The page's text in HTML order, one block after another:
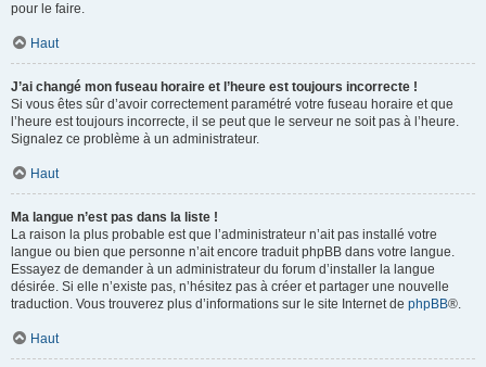
pour le faire.
Haut
J’ai changé mon fuseau horaire et l’heure est toujours incorrecte !
Si vous êtes sûr d’avoir correctement paramétré votre fuseau horaire et que
l’heure est toujours incorrecte, il se peut que le serveur ne soit pas à l’heure.
Signalez ce problème à un administrateur.
Haut
Ma langue n’est pas dans la liste !
La raison la plus probable est que l’administrateur n’ait pas installé votre
langue ou bien que personne n’ait encore traduit phpBB dans votre langue.
Essayez de demander à un administrateur du forum d’installer la langue
désirée. Si elle n’existe pas, n’hésitez pas à créer et partager une nouvelle
traduction. Vous trouverez plus d’informations sur le site Internet de phpBB®.
Haut